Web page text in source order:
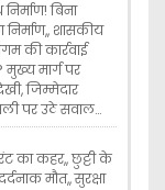
बिना
शासकीय
की कार्रवाई
मुख्य मार्ग पर
जिम्मेदार
पर उठे सवाल…
का कहर,, छुट्टी के
मौत,, सुरक्षा